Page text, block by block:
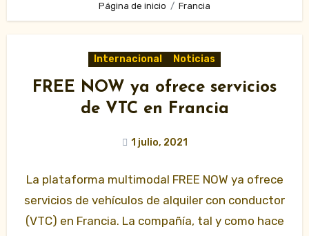
Página de inicio Francia
Internacional Noticias
FREE NOW ya ofrece servicios
de VTC en Francia
1 julio, 2021
La plataforma multimodal FREE NOW ya ofrece
servicios de vehículos de alquiler con conductor
(VTC) en Francia. La compañía, tal y como hace